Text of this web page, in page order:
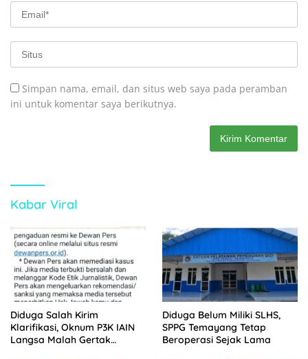
Simpan nama, email, dan situs web saya pada peramban
ini untuk komentar saya berikutnya.
Kabar Viral
Diduga Salah Kirim
Klarifikasi, Oknum P3K IAIN
Langsa Malah Gertak
Diduga Belum Miliki SLHS,
SPPG Temayang Tetap
Beroperasi Sejak Lama